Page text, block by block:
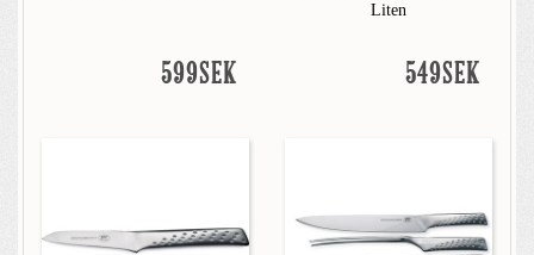
599SEK
Liten
549SEK